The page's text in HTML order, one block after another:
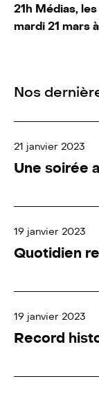
21h Médias,
mardi 21 mars
Nos
21 janvier 2023
Une soirée
19 janvier 2023
Quotidien
19 janvier 2023
Record